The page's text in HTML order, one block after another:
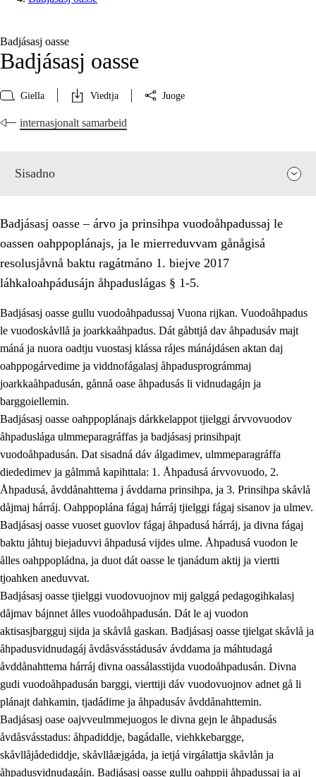
Badjásasj oasse
Badjásasj oasse
Giella Viedtja Juoge
internasjonalt samarbeid
Sisadno
Badjásasj oasse – árvo ja prinsihpa vuodoåhpadussaj le
oassen oahppoplánajs, ja le mierreduvvam gånågisá
resolusjåvnå baktu ragátmáno 1. biejve 2017
láhkaloahpádusájn åhpaduslágas § 1-5.
Badjásasj oasse gullu vuodoåhpadussaj Vuona rijkan. Vuodoåhpadus
le vuodoskåvllå ja joarkkaåhpadus. Dát gåbttjå dav åhpadusáv majt
máná ja nuora oadtju vuostasj klássa rájes mánájdásen aktan daj
oahppogárvedime ja viddnofágalasj åhpadusprográmmaj
joarkkaåhpadusán, gånnå oase åhpadusás li vidnudagájn ja
barggoiellemin.
Badjásasj oasse oahppoplánajs dárkkelappot tjielggi árvvovuodov
åhpaduslága ulmmeparagráffas ja badjásasj prinsihpajt
vuodoåhpadusán. Dat sisadná dáv álgadimev, ulmmeparagráffa
diededimev ja gålmmå kapihttala: 1. Åhpadusá árvvovuodo, 2.
Åhpadusá, åvddånahttema j ávddama prinsihpa, ja 3. Prinsihpa skåvlå
dåjmaj hárráj. Oahppoplána fágaj hárráj tjielggi fágaj sisanov ja ulmev.
Badjásasj oasse vuoset guovlov fágaj åhpadusá hárráj, ja divna fágaj
baktu jåhtuj biejaduvvi åhpadusá vijdes ulme. Åhpadusá vuodon le
ålles oahppopládna, ja duot dát oasse le tjanádum aktij ja viertti
tjoahken aneduvvat.
Badjásasj oasse tjielggi vuodovuojnov mij galggá pedagogihkalasj
dåjmav bájnnet ålles vuodoåhpadusán. Dát le aj vuodon
aktisasjbargguj sijda ja skåvlå gaskan. Badjásasj oasse tjielgat skåvlå ja
åhpadusvidnudagáj åvdåsvásstádusáv ávddama ja máhtudagá
åvddånahttema hárráj divna oassálasstijda vuodoåhpadusán. Divna
gudi vuodoåhpadusán barggi, vierttiji dáv vuodovuojnov adnet gå li
plánajt dahkamin, tjadádime ja åhpadusáv åvddånahttemin.
Badjásasj oase oajvveulmmejuogos le divna gejn le åhpadusás
åvdåsvásstadus: åhpadiddje, bagádalle, viehkkebargge,
skåvllåjådediddje, skåvllåæjgáda, ja ietjá virgálattja skåvlån ja
åhpadusvidnudagájn. Badjásasj oasse gullu oahppij åhpadussaj ja aj